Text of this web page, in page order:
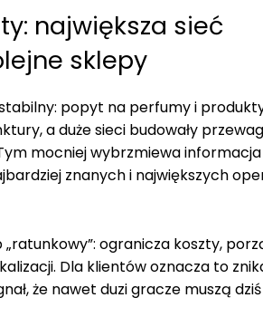
największa sieć
sklepy
popyt na perfumy i
a duże sieci budowały
mocniej wybrzmiewa
znanych i największych
ogranicza koszty,
Dla klientów oznacza to
że nawet duzi gracze muszą